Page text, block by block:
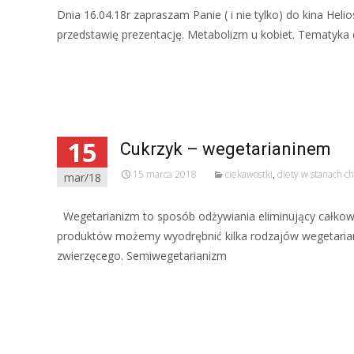
Dnia 16.04.18r zapraszam Panie ( i nie tylko) do kina
przedstawię prezentację. Metabolizm u kobiet.
15
mar/18
Cukrzyk – wegetarianinem
15 marca 2018 ciekawostki, diety w stanach
Wegetarianizm to sposób odżywiania eliminujący
produktów możemy wyodrębnić kilka rodzajów
zwierzęcego. Semiwegetarianizm